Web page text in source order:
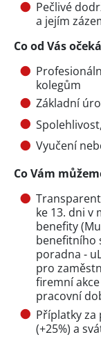
Pečlivé
a jejím
Co od Vás
kolegům
Základní
Vyučení
Co Vám
ke 13. dni v
benefity
benefitního
poradna -
pro
firemní
pracovní
Příplatky za
(+25%) a